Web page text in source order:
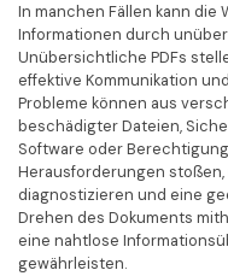
In manchen Fällen kann
Informationen durch
Unübersichtliche PDFs
effektive Kommunikation
Probleme können aus
beschädigter Dateien,
Software oder
Herausforderungen stoßen,
diagnostizieren und eine
Drehen des Dokuments
eine nahtlose
gewährleisten.